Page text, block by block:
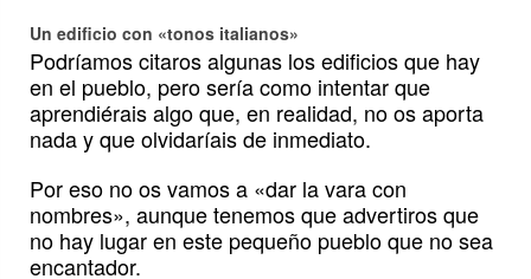
Un edificio con «tonos italianos»
Podríamos citaros algunas los edificios que hay
en el pueblo, pero sería como intentar que
aprendiérais algo que, en realidad, no os aporta
nada y que olvidaríais de inmediato.
Por eso no os vamos a «dar la vara con
nombres», aunque tenemos que advertiros que
no hay lugar en este pequeño pueblo que no sea
encantador.